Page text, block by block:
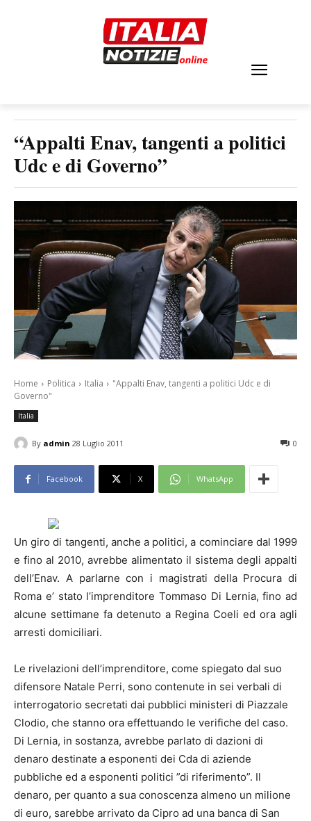
“Appalti Enav, tangenti a politici
Udc e di Governo”
Home Politica Italia
"Appalti Enav, tangenti a politici Udc e di
Governo"
Italia
By admin 28 Luglio 2011 0
Facebook X WhatsApp
Un giro di tangenti, anche a politici, a cominciare dal 1999
e fino al 2010, avrebbe alimentato il sistema degli appalti
dell’Enav. A parlarne con i magistrati della Procura di
Roma e’ stato l’imprenditore Tommaso Di Lernia, fino ad
alcune settimane fa detenuto a Regina Coeli ed ora agli
arresti domiciliari.
Le rivelazioni dell’imprenditore, come spiegato dal suo
difensore Natale Perri, sono contenute in sei verbali di
interrogatorio secretati dai pubblici ministeri di Piazzale
Clodio, che stanno ora effettuando le verifiche del caso.
Di Lernia, in sostanza, avrebbe parlato di dazioni di
denaro destinate a esponenti dei Cda di aziende
pubbliche ed a esponenti politici ”di riferimento”. Il
denaro, per quanto a sua conoscenza almeno un milione
di euro, sarebbe arrivato da Cipro ad una banca di San